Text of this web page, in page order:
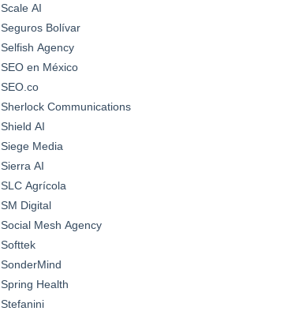
Scale AI
Seguros Bolívar
Selfish Agency
SEO en México
SEO.co
Sherlock Communications
Shield AI
Siege Media
Sierra AI
SLC Agrícola
SM Digital
Social Mesh Agency
Softtek
SonderMind
Spring Health
Stefanini